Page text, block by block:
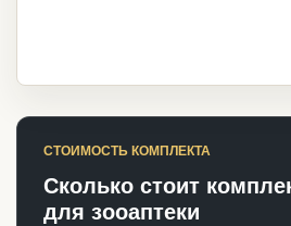
СТОИМОСТЬ КОМПЛЕКТА
Сколько стоит
для зооаптеки